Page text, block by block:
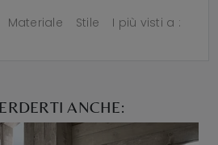
Materiale Stile I più visti a :
ANCHE: